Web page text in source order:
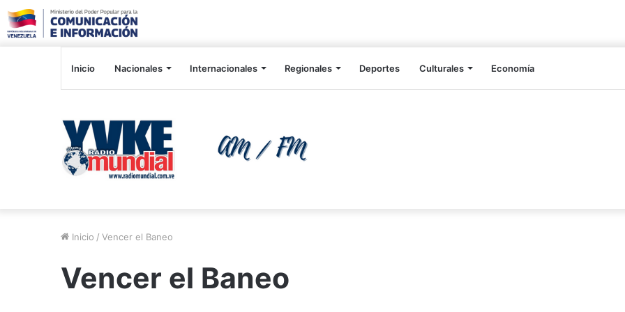
Inicio Nacionales Internacionales Regionales Deportes Culturales Economía
Inicio / Vencer el Baneo
Vencer el Baneo